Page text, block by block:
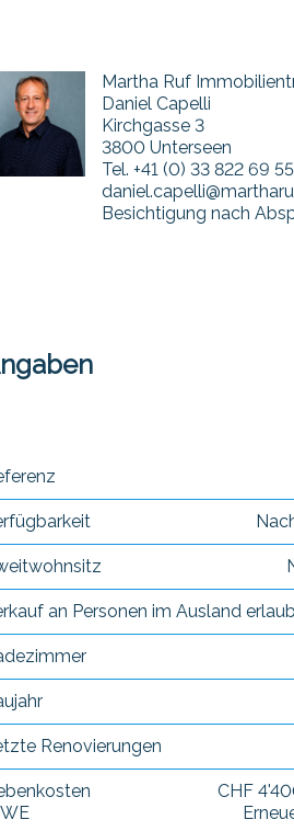
Martha Ruf
Daniel Capelli
Kirchgasse 3
3800 Unterseen
Tel. +41 (0) 33 822 69 55
Besichtigung nach
an Personen im Ausland
Renovierungen
CHF